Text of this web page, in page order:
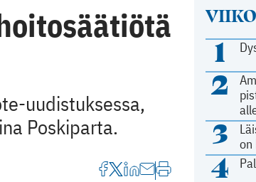
1
2
3
on
4
uudistuksessa,
Poskiparta.